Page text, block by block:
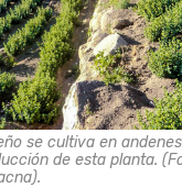
se cultiva en
de esta planta.